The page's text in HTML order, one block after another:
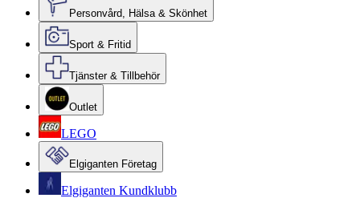
Personvård, Hälsa & Skönhet
Sport & Fritid
Tjänster & Tillbehör
Outlet
LEGO
Elgiganten Företag
Elgiganten Kundklubb